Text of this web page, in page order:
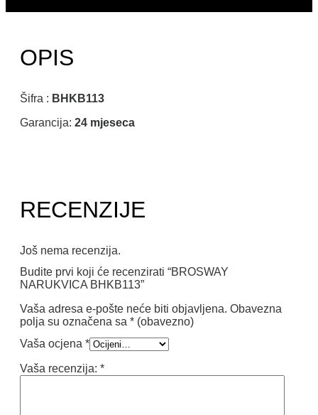
OPIS
Šifra : BHKB113
Garancija: 24 mjeseca
RECENZIJE
Još nema recenzija.
Budite prvi koji će recenzirati “BROSWAY
NARUKVICA BHKB113”
Vaša adresa e-pošte neće biti objavljena. Obavezna
polja su označena sa * (obavezno)
Vaša ocjena *
Vaša recenzija: *